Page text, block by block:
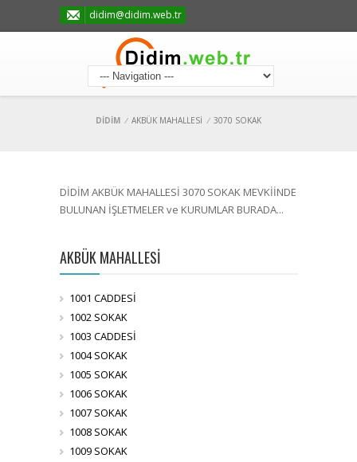
didim@didim.web.tr
DİDİM / AKBÜK MAHALLESİ / 3070 SOKAK
DİDİM AKBÜK MAHALLESİ 3070 SOKAK MEVKİİNDE
BULUNAN İŞLETMELER ve KURUMLAR BURADA...
AKBÜK MAHALLESİ
1001 CADDESİ
1002 SOKAK
1003 CADDESİ
1004 SOKAK
1005 SOKAK
1006 SOKAK
1007 SOKAK
1008 SOKAK
1009 SOKAK